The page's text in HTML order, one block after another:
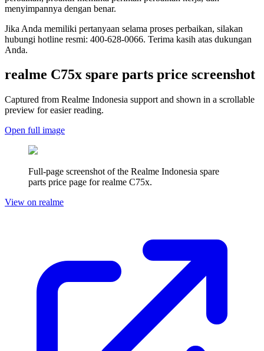
menyimpannya dengan benar.
Jika Anda memiliki pertanyaan selama proses perbaikan, silakan
hubungi hotline resmi: 400-628-0066. Terima kasih atas dukungan
Anda.
realme C75x spare parts price screenshot
Captured from Realme Indonesia support and shown in a scrollable
preview for easier reading.
Open full image
Full-page screenshot of the Realme Indonesia spare
parts price page forrealme C75x.
View on realme